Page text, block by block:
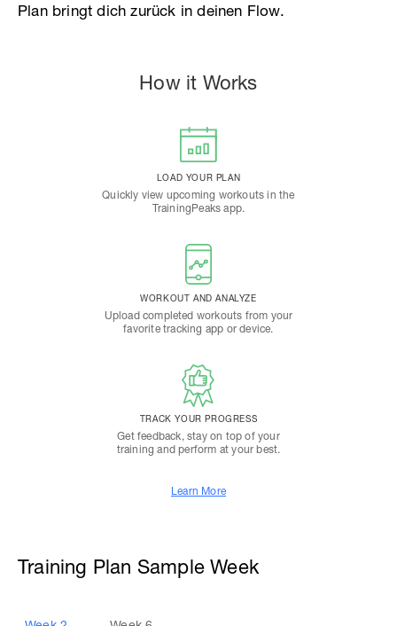
Plan bringt dich zurück in deinen Flow.
How it Works
LOAD YOUR PLAN
Quickly view upcoming workouts in the
TrainingPeaks app.
WORKOUT AND ANALYZE
Upload completed workouts from your
favorite tracking app or device.
TRACK YOUR PROGRESS
Get feedback, stay on top of your
training and perform at your best.
Learn More
Training Plan Sample Week